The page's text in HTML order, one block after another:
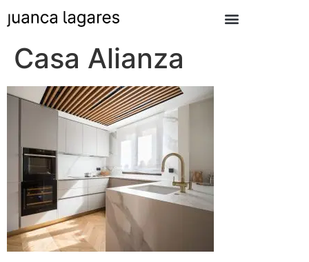
Casa Alianza